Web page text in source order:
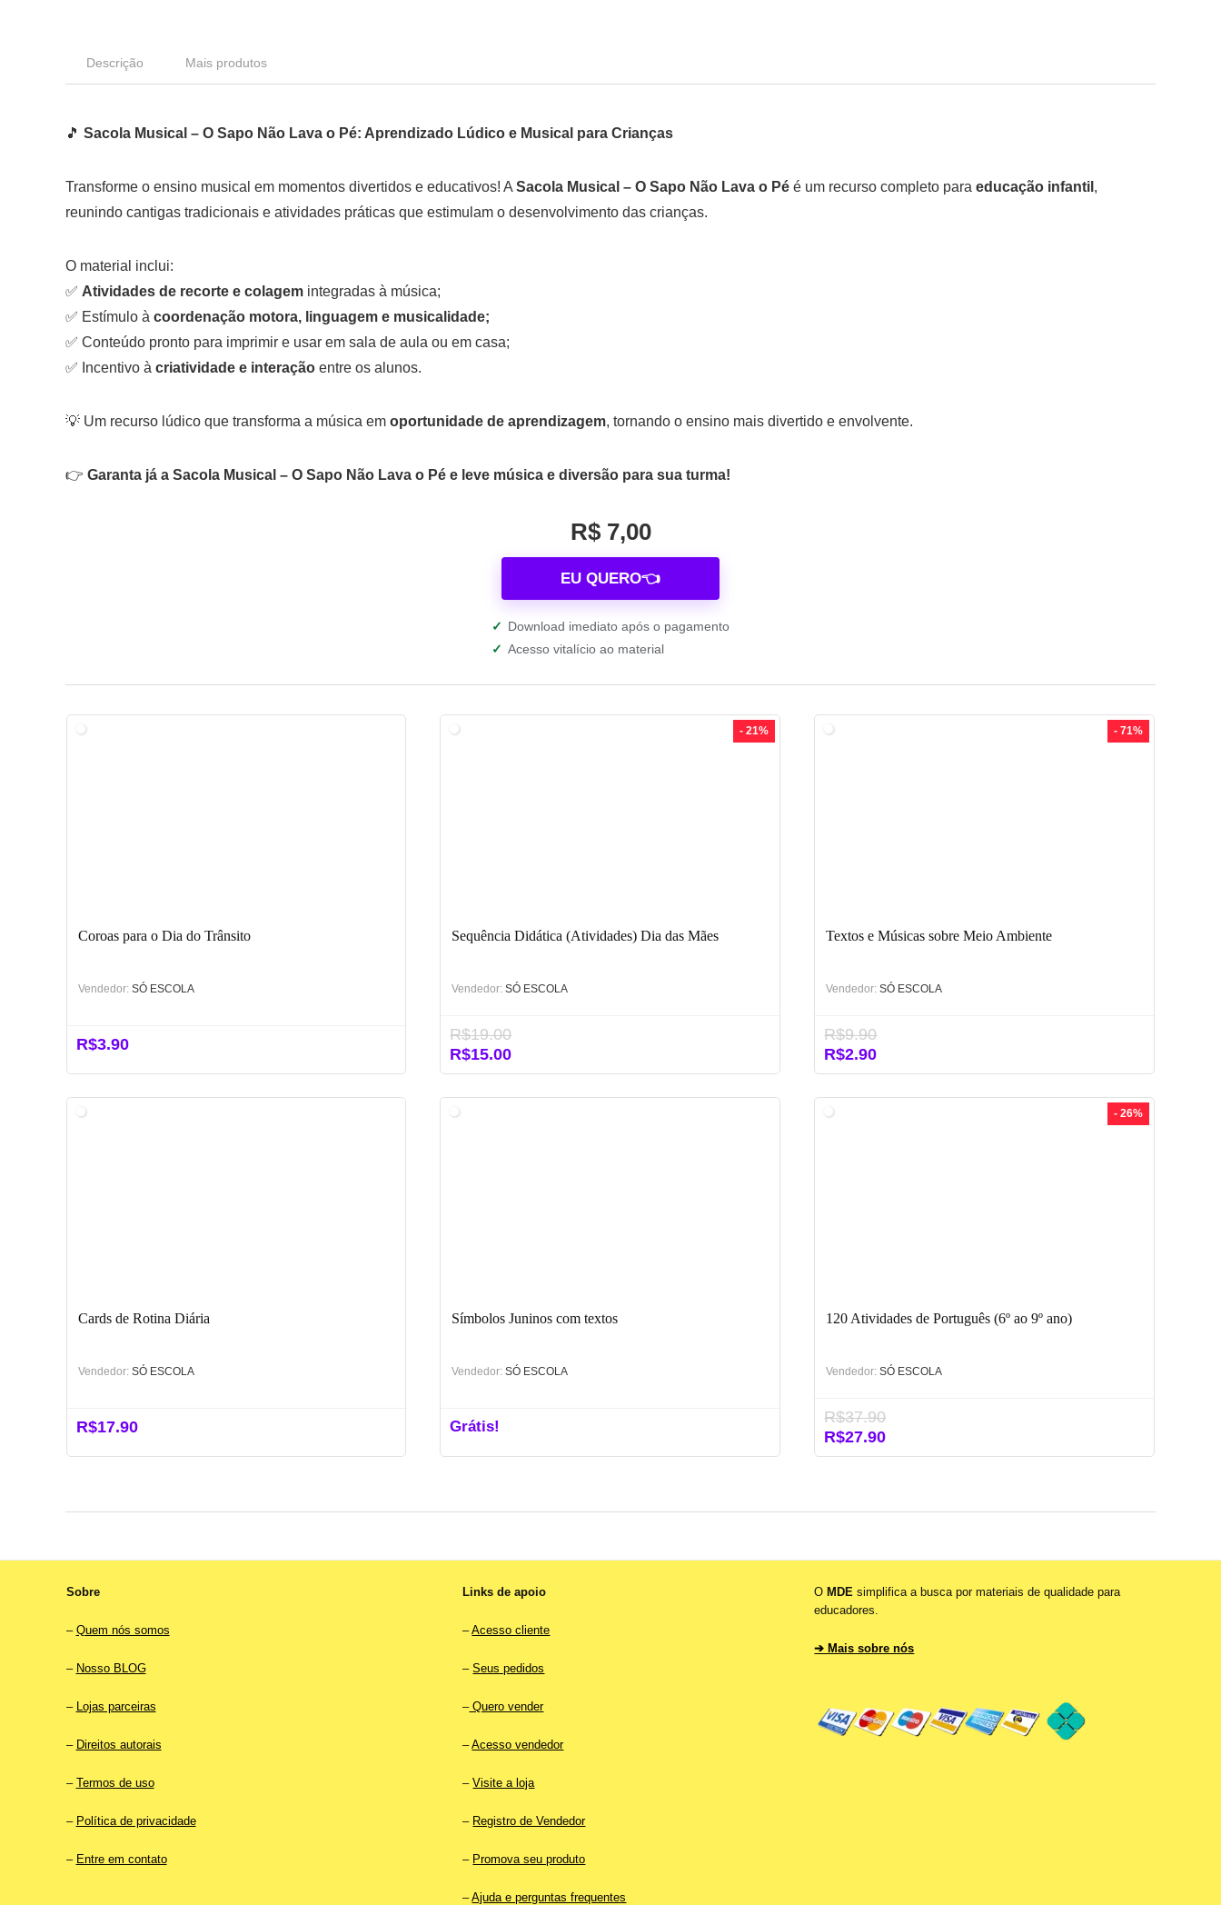
Descrição Mais produtos
🎵 Sacola Musical – O Sapo Não Lava o Pé: Aprendizado Lúdico e Musical para Crianças
Transforme o ensino musical em momentos divertidos e educativos! A Sacola Musical – O Sapo Não Lava o Pé é um recurso completo para educação infantil ,
reunindo cantigas tradicionais e atividades práticas que estimulam o desenvolvimento das crianças.
O material inclui:
✅ Atividades de recorte e colagem integradas à música;
✅ Estímulo à coordenação motora, linguagem e musicalidade;
✅ Conteúdo pronto para imprimir e usar em sala de aula ou em casa;
✅ Incentivo à criatividade e interação entre os alunos.
💡 Um recurso lúdico que transforma a música em oportunidade de aprendizagem, tornando o ensino mais divertido e envolvente.
👉 Garanta já a Sacola Musical – O Sapo Não Lava o Pé e leve música e diversão para sua turma!
R$ 7,00
EU QUERO👈
✓ Download imediato após o pagamento
✓ Acesso vitalício ao material
Coroas para o Dia do Trânsito
Vendedor: SÓ ESCOLA
R$3.90
- 21%
Sequência Didática (Atividades) Dia das Mães
Vendedor: SÓ ESCOLA
R$19.00
O
preço
R$15.00O
preço
- 71%
Textos e Músicas sobre Meio Ambiente
Vendedor: SÓ ESCOLA
R$9.90
O
preço
R$2.90O
preço
Cards de Rotina Diária
Vendedor: SÓ ESCOLA
R$17.90
Símbolos Juninos com textos
Vendedor: SÓ ESCOLA
Grátis!
- 26%
120 Atividades de Português (6º ao 9º ano)
Vendedor: SÓ ESCOLA
R$37.90
O
preço
R$37.90.
R$27.90O
preço
R$27.90.
Sobre
– Quem nós somos
– Nosso BLOG
– Lojas parceiras
– Direitos autorais
– Termos de uso
– Política de privacidade
– Entre em contato
Links de apoio
–Acesso cliente
–Seus pedidos
–Quero vender
–Acesso vendedor
–Visite a loja
– Registro de Vendedor
– Promova seu produto
–Ajuda e perguntas frequentes
OMDE simplifica a busca por materiais de qualidade para
educadores.
➔ Mais sobre nós